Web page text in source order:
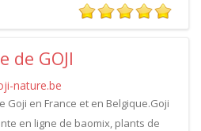
de GOJI
nature.be
Goji en France et en Belgique.Goji
en ligne de baomix, plants de